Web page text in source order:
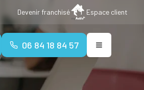
Devenir franchisé Espace client
06 84 18 84 57